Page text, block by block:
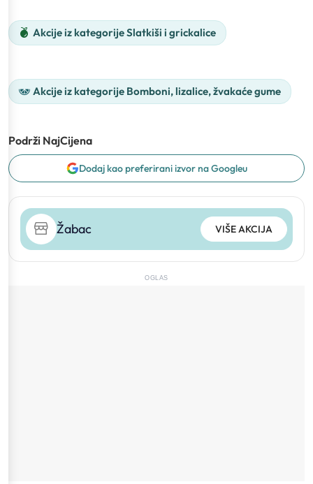
Akcije iz kategorije Slatkiši i grickalice
Akcije iz kategorije Bomboni, lizalice, žvakaće gume
Podrži NajCijena
Dodaj kao preferirani izvor na Googleu
Žabac VIŠE AKCIJA
OGLAS